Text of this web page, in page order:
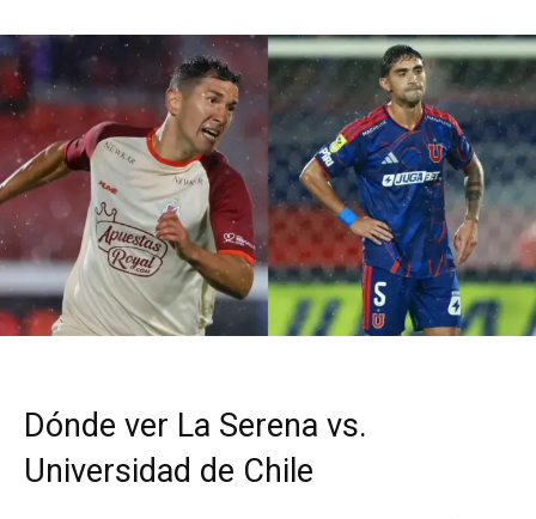
Dónde ver La Serena vs.
Universidad de Chile